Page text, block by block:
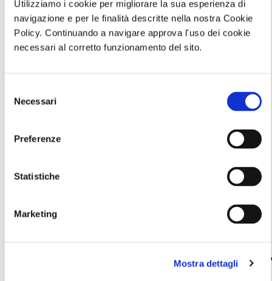
Utilizziamo i cookie per migliorare la sua esperienza di
navigazione e per le finalità descritte nella nostra Cookie
Policy. Continuando a navigare approva l'uso dei cookie
necessari al corretto funzionamento del sito.
delNecessari
Preferenze
Statistiche
Marketing
Mostra dettagli
di Redazione Cralt Magazine
25 Giugno 2019
Pranzo/
Ristorante "La